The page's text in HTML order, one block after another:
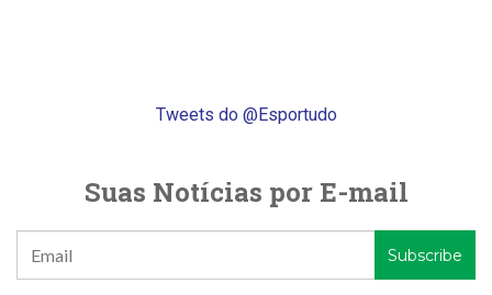
Tweets do @Esportudo
Suas Notícias por E-mail